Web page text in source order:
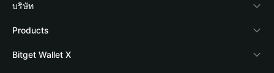
บริษัท
เกี่ยวกับ Bitget Wallet
Blog
Products
Crypto Card
Bitget Wallet X